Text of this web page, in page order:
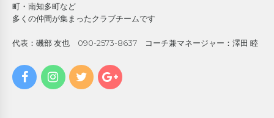
町・南知多町など
多くの仲間が集まったクラブチームです
代表：磯部 友也 090-2573-8637 コーチ兼マネージャー：澤田 睦